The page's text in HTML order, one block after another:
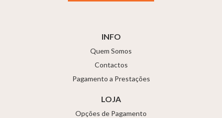
INFO
Quem Somos
Contactos
Pagamento a Prestações
LOJA
Opções de Pagamento